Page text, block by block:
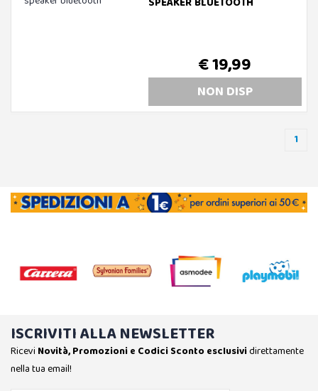
€ 19,99
NON DISP
1
ISCRIVITI ALLA NEWSLETTER
Ricevi Novità, Promozioni e Codici Sconto esclusividirettamente
nella tua email!